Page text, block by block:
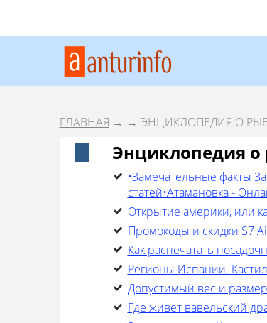
ГЛАВНАЯ → → ЭНЦИКЛОПЕДИЯ О
Энциклопедия о
•Замечательные факты
статей•Атамановка -
Открытие америки, или
Промокоды и скидки S7
Как распечатать
Регионы Испании.
Допустимый вес и
Где живет вавельский